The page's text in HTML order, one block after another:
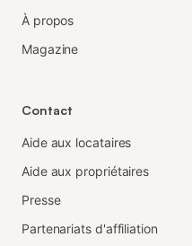
À propos
Magazine
Contact
Aide aux locataires
Aide aux propriétaires
Presse
Partenariats d'affiliation